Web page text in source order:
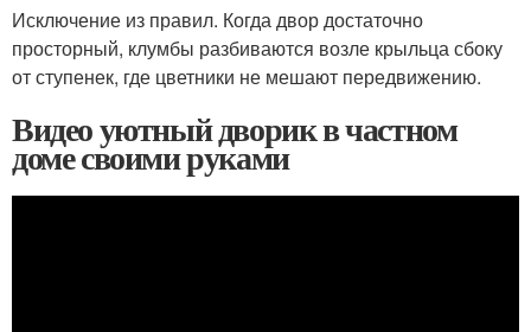
Исключение из правил. Когда двор достаточно
просторный, клумбы разбиваются возле крыльца сбоку
от ступенек, где цветники не мешают передвижению.
Видео уютный дворик в частном
доме своими руками